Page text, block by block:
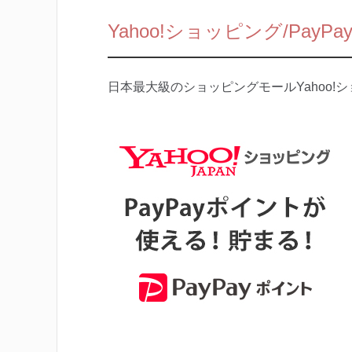
Yahoo!ショッピング/
日本最大級のショッピングモールYahoo!